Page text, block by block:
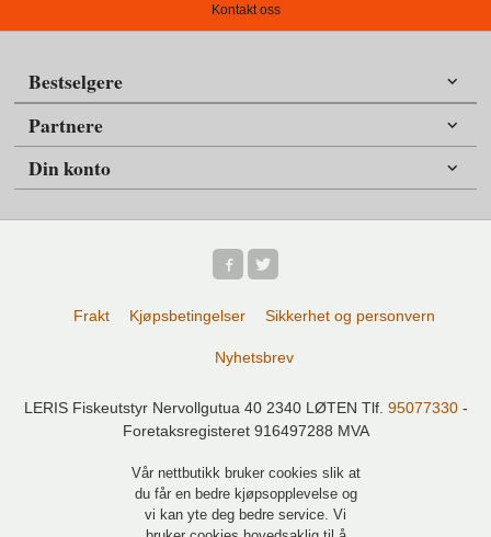
Kontakt oss
Bestselgere
Partnere
Din konto
Frakt Kjøpsbetingelser Sikkerhet og personvern
Nyhetsbrev
LERIS Fiskeutstyr Nervollgutua 40 2340 LØTEN Tlf. 95077330-
Foretaksregisteret 916497288 MVA
Vår nettbutikk bruker cookies slik at
du får en bedre kjøpsopplevelse og
vi kan yte deg bedre service. Vi